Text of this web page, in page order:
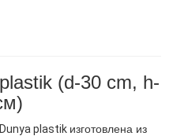
(d-30 cm, h-
Dunya plastik изготовлена из